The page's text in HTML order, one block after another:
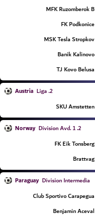
MFK Ruzomberok B
FK Podkonice
MSK Tesla Stropkov
Banik Kalinovo
TJ Kovo Belusa
Austria
2. Liga
SKU Amstetten
Norway
2. Division Avd. 1
FK Eik Tonsberg
Brattvag
Paraguay Division Intermedia
Club Sportivo Carapegua
Benjamin Aceval